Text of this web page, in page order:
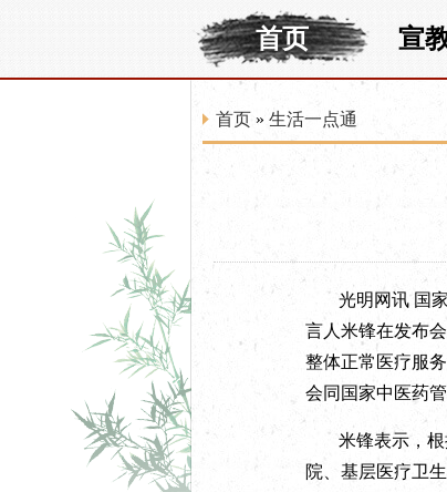
首页 宣
首页 » 生活一点通
光明网讯国
言人米锋在发布
整体正常医疗服
会同国家中医药
米锋表示，
院、基层医疗卫